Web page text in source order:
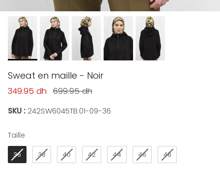
Sweat en maille - Noir
Prix soldé
349.95 dh Prix habituel
699.95 dh
SKU : 242SW6045TB.01-09-36
Taille
36 38 40 42 44 46 48